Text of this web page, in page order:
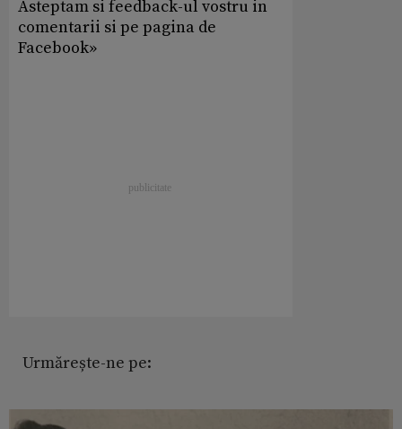
Asteptam si feedback-ul vostru in
comentarii si pe pagina de
Facebook»
Urmărește-ne pe: